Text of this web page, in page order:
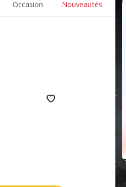
Occasion Nouveautés